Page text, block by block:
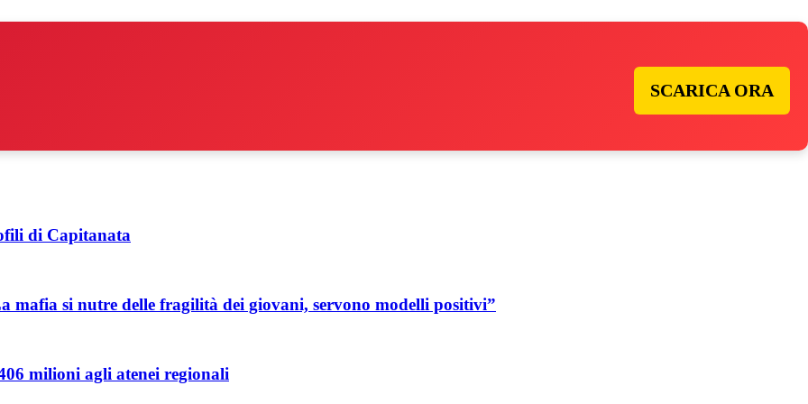
SCARICA ORA
di Capitanata
mafia si nutre delle fragilità dei giovani, servono modelli positivi”
milioni agli atenei regionali